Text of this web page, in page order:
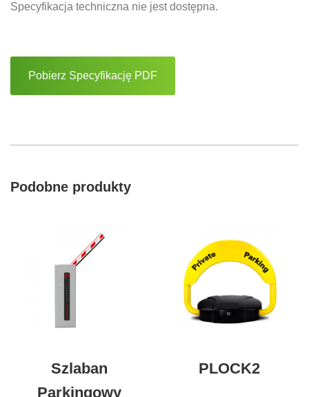
Specyfikacja techniczna nie jest dostępna.
Pobierz Specyfikację PDF
Podobne produkty
Szlaban
Parkingowy
PLOCK2